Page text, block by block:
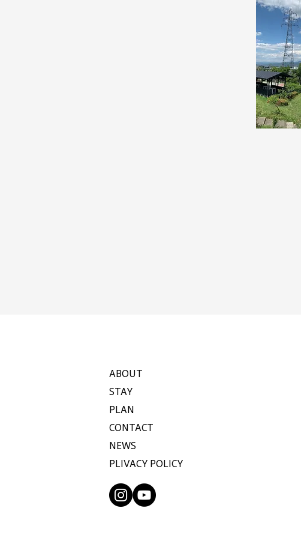
ABOUT
STAY
PLAN
CONTACT
NEWS
PLIVACY POLICY